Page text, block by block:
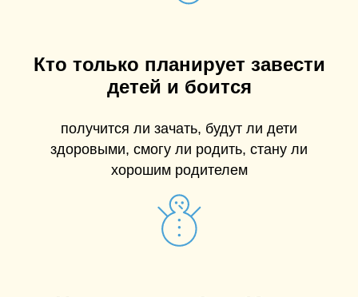
Кто только планирует завести
детей и боится
получится ли зачать, будут ли дети
здоровыми, смогу ли родить, стану ли
хорошим родителем